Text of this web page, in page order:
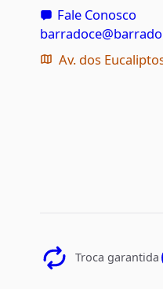
Fale Conosco
Av. dos
Troca garantida